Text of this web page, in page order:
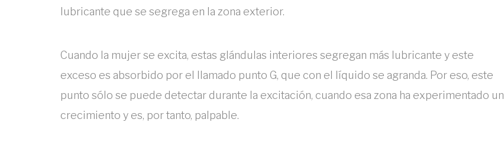
lubricante que se segrega en la zona exterior.
Cuando la mujer se excita, estas glándulas interiores segregan más lubricante y este
exceso es absorbido por el llamado punto G, que con el líquido se agranda. Por eso, este
punto sólo se puede detectar durante la excitación, cuando esa zona ha experimentado un
crecimiento y es, por tanto, palpable.